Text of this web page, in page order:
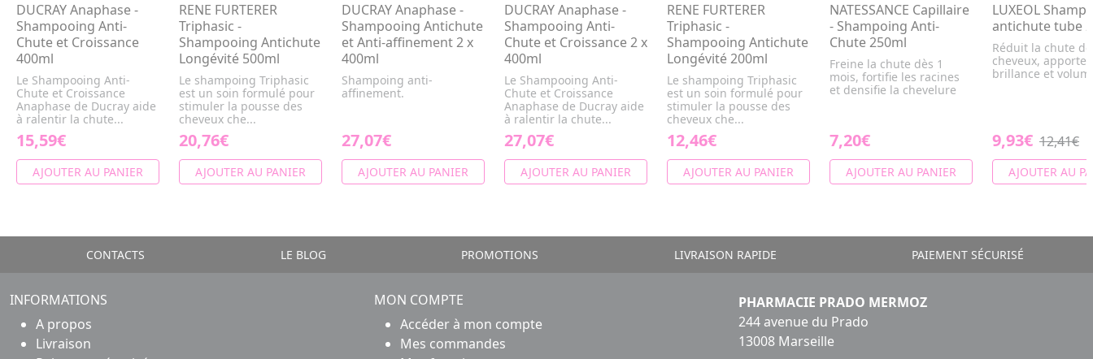
DUCRAY Anaphase -
Shampooing Anti-
Chute et Croissance
400ml
Le Shampooing Anti-
Chute et Croissance
Anaphase de Ducray aide
à ralentir la chute...
15,59€
AJOUTER AU PANIER
RENE FURTERER
Triphasic -
Shampooing Antichute
Longévité 500ml
Le shampoing Triphasic
est un soin formulé pour
stimuler la pousse des
cheveux che...
20,76€
AJOUTER AU PANIER
DUCRAY Anaphase -
Shampooing Antichute
et Anti-affinement 2 x
400ml
Shampoing anti-
affinement.
27,07€
AJOUTER AU PANIER
DUCRAY Anaphase -
Shampooing Anti-
Chute et Croissance 2 x
400ml
Le Shampooing Anti-
Chute et Croissance
Anaphase de Ducray aide
à ralentir la chute...
27,07€
AJOUTER AU PANIER
RENE FURTERER
Triphasic -
Shampooing Antichute
Longévité 200ml
Le shampoing Triphasic
est un soin formulé pour
stimuler la pousse des
cheveux che...
12,46€
AJOUTER AU PANIER
NATESSANCE Capillaire
- Shampoing Anti-
Chute 250ml
Freine la chute dès 1
mois, fortifie les racines
et densifie la chevelure
7,20€
AJOUTER AU PANIER
LUXEOL
antichute tube
Réduit la chute de
cheveux, apporte
brillance et
9,93€ 12,41€
AJOUTER AU
CONTACTS LE BLOG PROMOTIONS LIVRAISON RAPIDE PAIEMENT SÉCURISÉ
INFORMATIONS
A propos
Livraison
MON COMPTE
Accéder à mon compte
Mes commandes
PHARMACIE PRADO MERMOZ
244 avenue du Prado
13008 Marseille